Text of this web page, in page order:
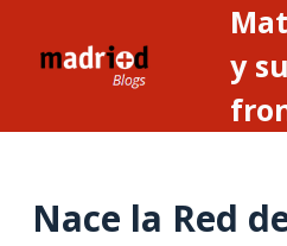
y
Nace la Red